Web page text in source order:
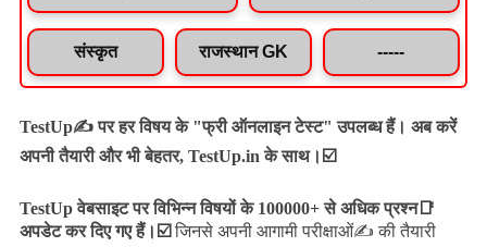
संस्कृत राजस्थान GK -----
TestUp✍️ पर हर विषय के "फ्री ऑनलाइन टेस्ट" उपलब्ध हैं। अब करें
अपनी तैयारी और भी बेहतर, TestUp.in के साथ।☑️
TestUp वेबसाइट पर विभिन्न विषयों के 100000+ से अधिक प्रश्न📑
अपडेट कर दिए गए हैं। ☑️ जिनसे अपनी आगामी परीक्षाओं✍️ की तैयारी